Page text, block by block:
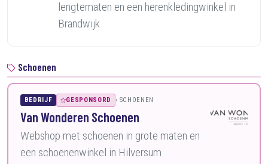
lengtematen en een herenkledingwinkel in
Brandwijk
Schoenen
BEDRIJF GESPONSORD SCHOENEN
Van Wonderen Schoenen
Webshop met schoenen in grote maten en
een schoenenwinkel in Hilversum